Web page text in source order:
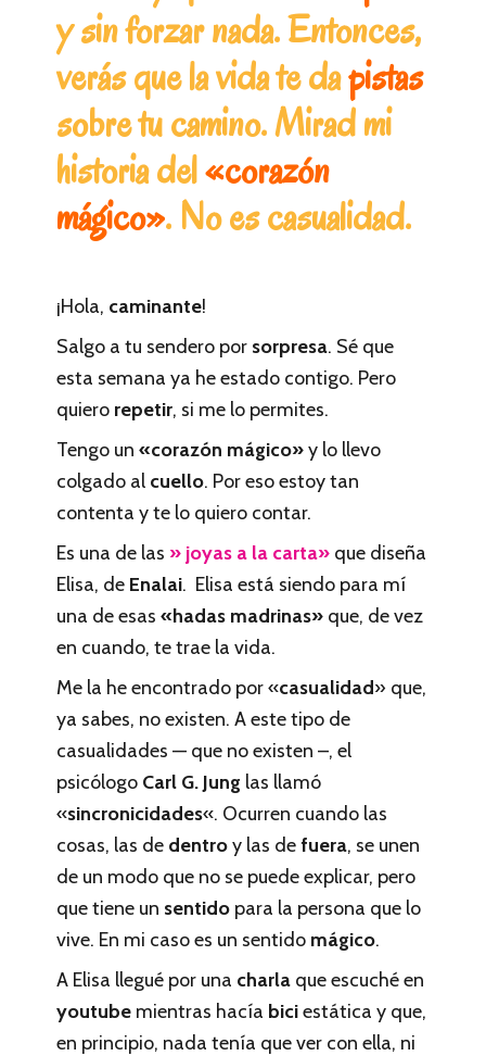
y sin forzar nada. Entonces,
verás que la vida te dapistas
sobre tu camino. Mirad mi
historia del«corazón
mágico». No es casualidad.
¡Hola, caminante!
Salgo a tu sendero por sorpresa. Sé que
esta semana ya he estado contigo. Pero
quiero repetir, si me lo permites.
Tengo un«corazón mágico»y lo llevo
colgado al cuello. Por eso estoy tan
contenta y te lo quiero contar.
Es una de las » joyas a la carta» que diseña
Elisa, de Enalai. Elisa está siendo para mí
una de esas«hadas madrinas» que, de vez
en cuando, te trae la vida.
Me la he encontrado por «casualidad» que,
ya sabes, no existen. A este tipo de
casualidades — que no existen –, el
psicólogo Carl G. Jung las llamó
«sincronicidades«. Ocurren cuando las
cosas, las de dentroy las defuera, se unen
de un modo que no se puede explicar, pero
que tiene un sentido para la persona que lo
vive. En mi caso es un sentido mágico.
A Elisa llegué por una charla que escuché en
youtube mientras hacía biciestática y que,
en principio, nada tenía que ver con ella, ni